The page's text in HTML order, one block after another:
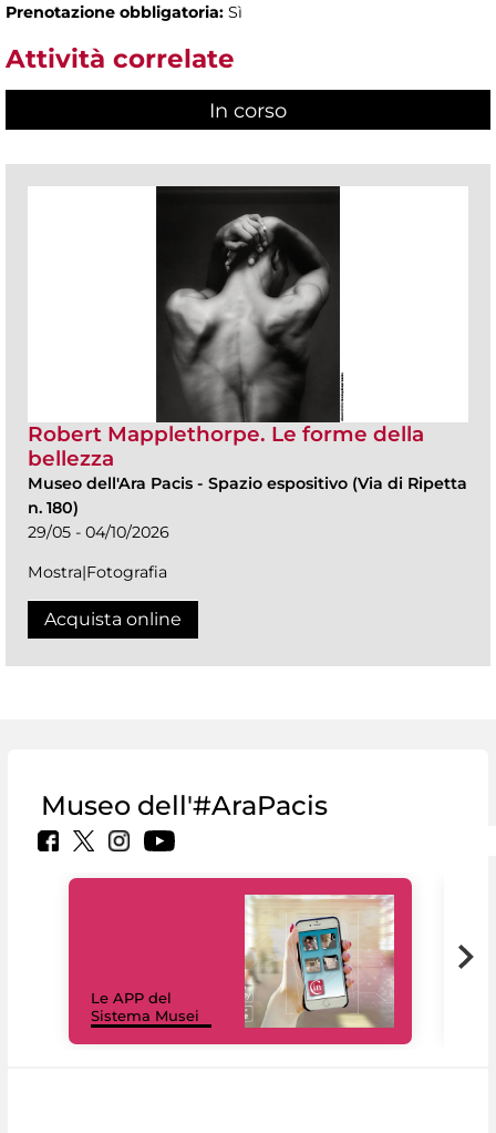
Prenotazione obbligatoria: Sì
Attività correlate
In corso
Robert Mapplethorpe. Le forme della
bellezza
Museo dell'Ara Pacis - Spazio espositivo (Via di Ripetta
n. 180)
29/05 - 04/10/2026
Mostra|Fotografia
Acquista online
Museo dell'#AraPacis
Le APP del
Sistema Musei